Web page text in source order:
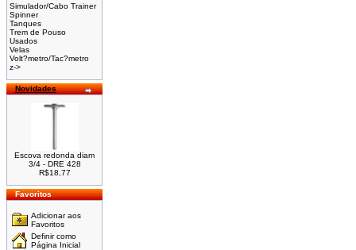
Simulador/Cabo Trainer
Spinner
Tanques
Trem de Pouso
Usados
Velas
Volt?metro/Tac?metro
z->
Novidades
Escova redonda diam
3/4 - DRE 428
R$18,77
Favoritos
Adicionar aos
Favoritos
Definir como
Página Inicial